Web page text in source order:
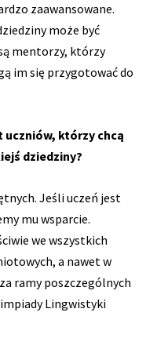
zaawansowane.
może być
mentorzy, którzy
im się przygotować do
uczniów, którzy chcą
dziedziny?
Jeśli uczeń jest
mu wsparcie.
we wszystkich
a nawet w
ramy poszczególnych
Lingwistyki